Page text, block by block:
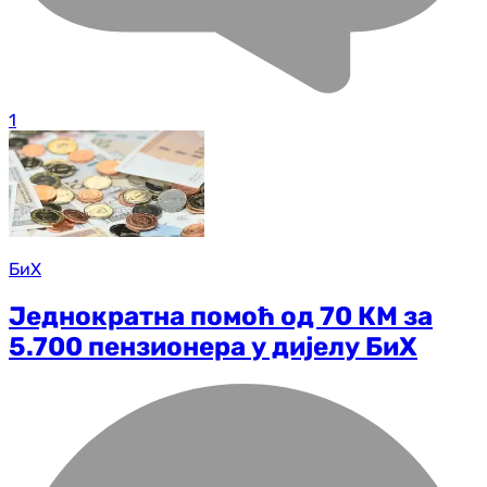
1
БиХ
Једнократна помоћ од 70 КМ за
5.700 пензионера у дијелу БиХ